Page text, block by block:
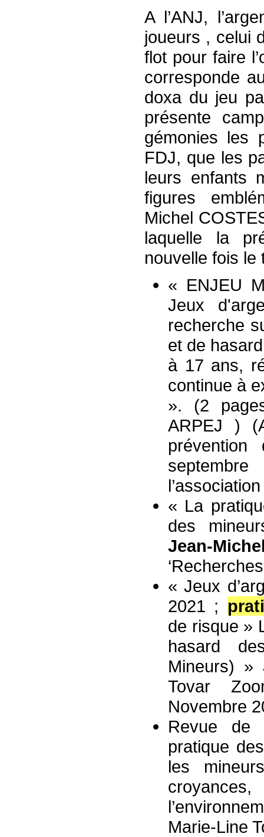
A l’ANJ,
joueurs , celui
flot pour faire
corresponde
doxa du jeu
présente
gémonies les
FDJ, que les
leurs enfants
figures
Michel
laquelle la
nouvelle fois le
« ENJEU
Jeux
recherche
et de
à 17 ans,
continue à
». (2
ARPEJ )
« La
des
Jean-
« Jeux
2021 ;
de risque »
hasard
Mineurs) »
Tovar
Novembre
Revue de
pratique
les
Marie-Line